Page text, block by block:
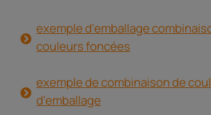
exemple d'emballage
couleurs foncées
exemple de combinaison de
d'emballage